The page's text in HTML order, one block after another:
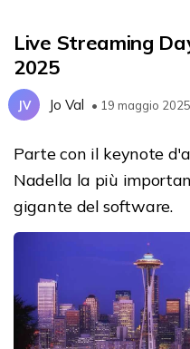
Live Streaming
2025
JV Jo Val • 19 maggio 2025
Partecon il keynote
Nadella la più
gigante del software.